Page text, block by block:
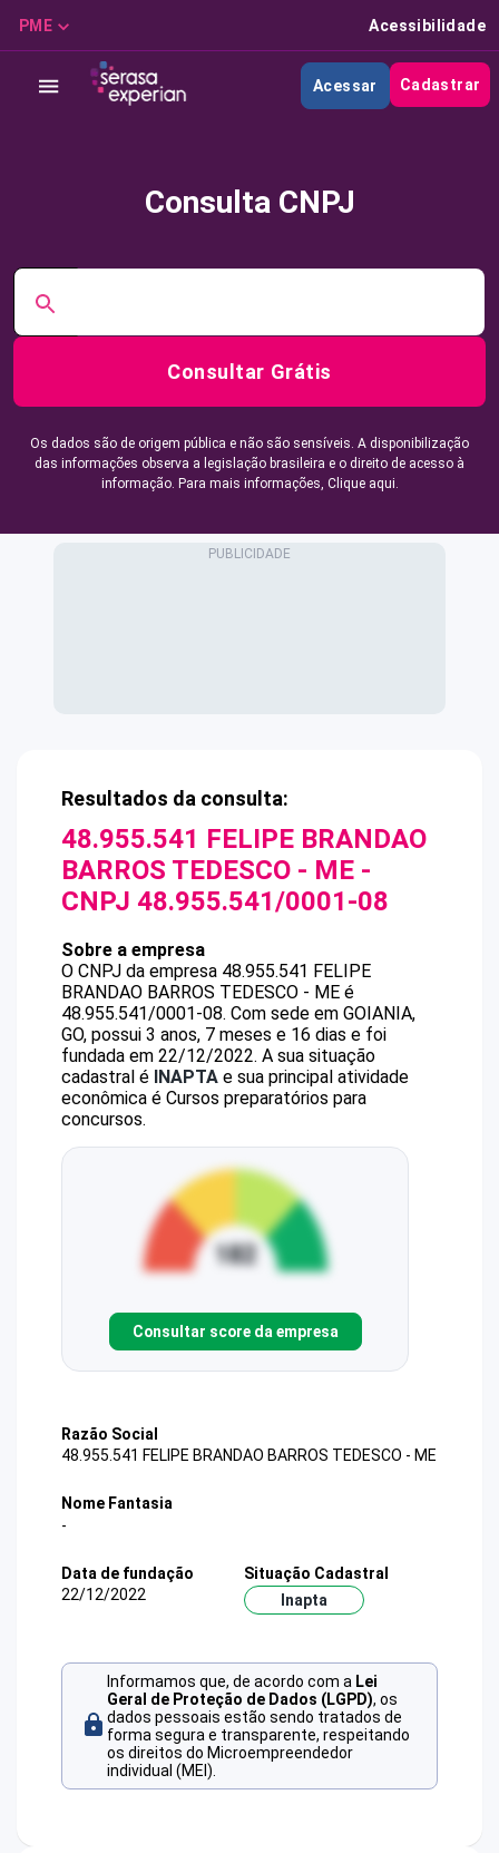
PME Acessibilidade
Acessar Cadastrar
Consulta CNPJ
Consultar Grátis
Os dados são de origem pública e não são sensíveis. A disponibilização
das informações observa a legislação brasileira e o direito de acesso à
informação. Para mais informações, Clique aqui.
Resultados da consulta:
48.955.541 FELIPE BRANDAO
BARROS TEDESCO - ME -
CNPJ 48.955.541/0001-08
Sobre a empresa
O CNPJ da empresa 48.955.541 FELIPE
BRANDAO BARROS TEDESCO - ME é
48.955.541/0001-08. Com sede em GOIANIA,
GO, possui 3 anos, 7 meses e 16 dias e foi
fundada em 22/12/2022. A sua situação
cadastral é INAPTA e sua principal atividade
econômica é Cursos preparatórios para
concursos.
Consultar score da empresa
Razão Social
48.955.541 FELIPE BRANDAO BARROS TEDESCO - ME
Nome Fantasia
-
Data de fundação
22/12/2022
Situação Cadastral
Inapta
Informamos que, de acordo com a Lei
Geral de Proteção de Dados (LGPD), os
dados pessoais estão sendo tratados de
forma segura e transparente, respeitando
os direitos do Microempreendedor
individual (MEI).